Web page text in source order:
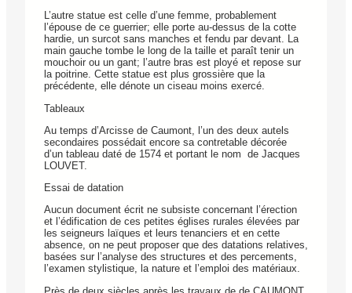
L’autre statue est celle d’une femme, probablement
l’épouse de ce guerrier; elle porte au-dessus de la cotte
hardie, un surcot sans manches et fendu par devant. La
main gauche tombe le long de la taille et paraît tenir un
mouchoir ou un gant; l’autre bras est ployé et repose sur
la poitrine. Cette statue est plus grossière que la
précédente, elle dénote un ciseau moins exercé.
Tableaux
Au temps d’Arcisse de Caumont, l’un des deux autels
secondaires possédait encore sa contretable décorée
d’un tableau daté de 1574 et portant le nom de Jacques
LOUVET.
Essai de datation
Aucun document écrit ne subsiste concernant l’érection
et l’édification de ces petites églises rurales élevées par
les seigneurs laïques et leurs tenanciers et en cette
absence, on ne peut proposer que des datations relatives,
basées sur l’analyse des structures et des percements,
l’examen stylistique, la nature et l’emploi des matériaux.